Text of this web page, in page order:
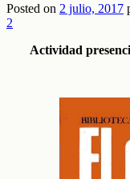
Posted on 2 julio, 2017
2
Actividad